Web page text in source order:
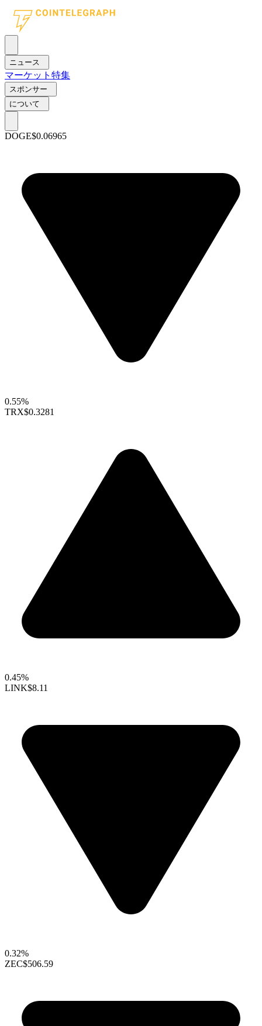
ニュース
マーケット 特集
スポンサー
について
DOGE$0.06965
0.55%
TRX$0.3281
0.45%
LINK$8.11
0.32%
ZEC$506.59